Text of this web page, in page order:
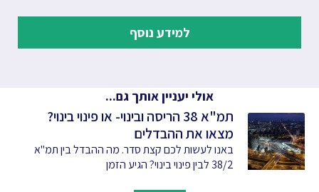
למידע נוסף
אולי יעניין אותך גם...
תמ"א 38 הריסה ובינוי- או פינוי בינוי?
מצאו את ההבדלים
באנו לעשות לכם קצת סדר. מה ההבדל בין תמ"א
38/2 לבין פינוי בינוי? הגיע הזמן